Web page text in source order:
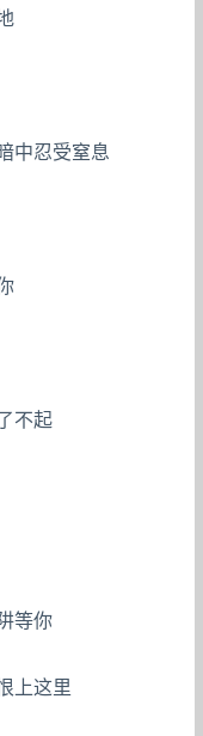
中忍受窒息
不起
等你
上这里